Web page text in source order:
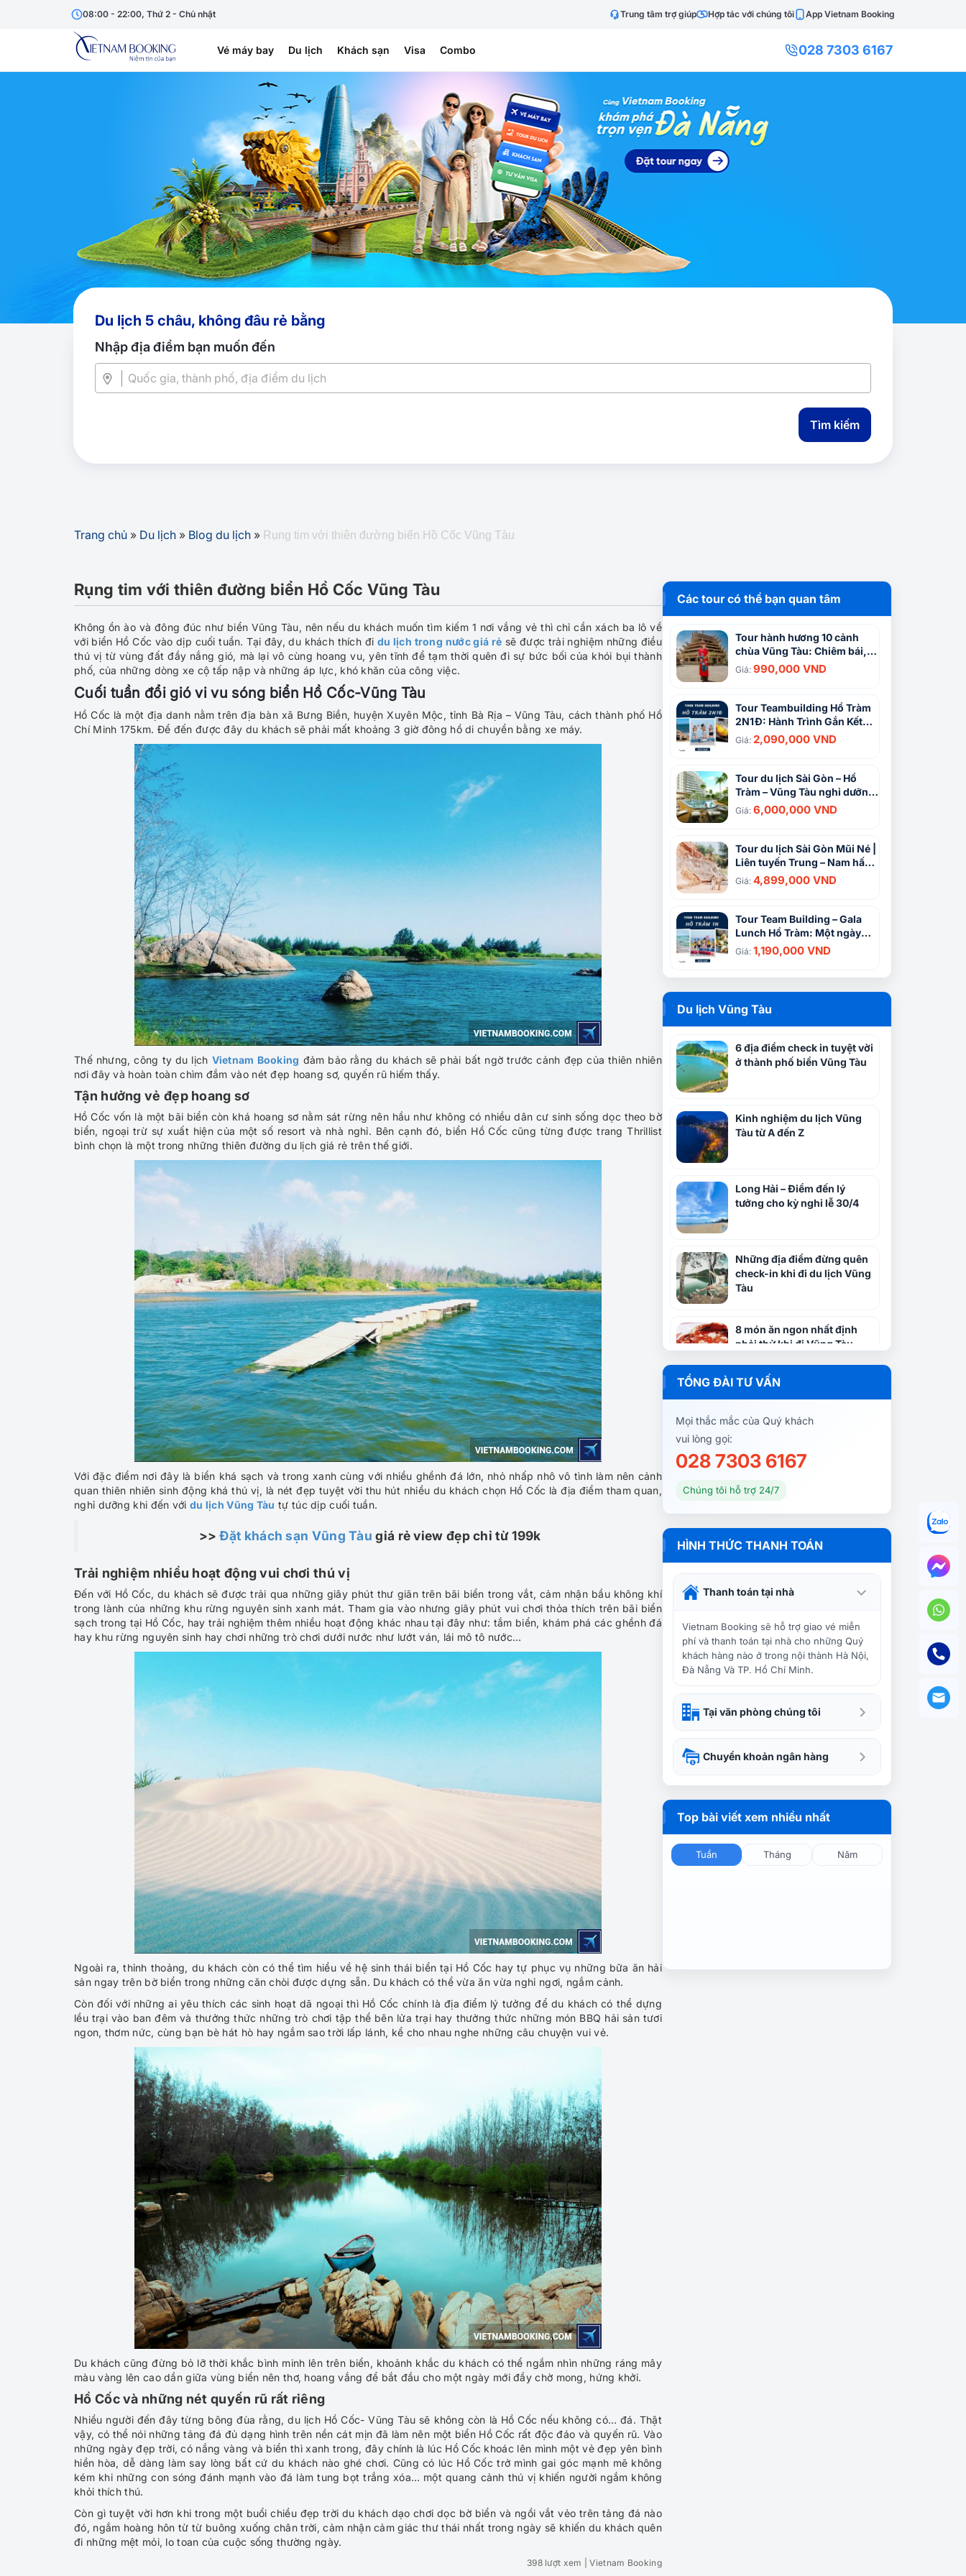
08:00 - 22:00, Thứ 2 - Chủ nhật Trung tâm trợ giúp Hợp tác với chúng tôi App Vietnam Booking
Vé máy bay Du lịch Khách sạn Visa Combo 028 7303 6167
Du lịch 5 châu, không đâu rẻ bằng
Nhập địa điểm bạn muốn đến
Tìm kiếm
Trang chủ » Du lịch » Blog du lịch » Rụng tim với thiên đường biển Hồ Cốc Vũng Tàu
Rụng tim với thiên đường biển Hồ Cốc Vũng Tàu
Không ồn ào và đông đúc như biển Vũng Tàu, nên nếu du khách muốn tìm kiếm 1 nơi vắng vẻ thì chỉ cần xách ba lô về
với biển Hồ Cốc vào dịp cuối tuần. Tại đây, du khách thích đi du lịch trong nước giá rẻ sẽ được trải nghiệm những điều
thú vị từ vùng đất đầy nắng gió, mà lại vô cùng hoang vu, yên tĩnh để tạm thời quên đi sự bức bối của khói bụi thành
phố, của những dòng xe cộ tấp nập và những áp lực, khó khăn của công việc.
Cuối tuần đổi gió vi vu sóng biển Hồ Cốc-Vũng Tàu
Hồ Cốc là một địa danh nằm trên địa bàn xã Bưng Biền, huyện Xuyên Mộc, tỉnh Bà Rịa – Vũng Tàu, cách thành phố Hồ
Chí Minh 175km. Để đến được đây du khách sẽ phải mất khoảng 3 giờ đông hồ di chuyển bằng xe máy.
Thế nhưng, công ty du lịch Vietnam Booking đảm bảo rằng du khách sẽ phải bất ngờ trước cảnh đẹp của thiên nhiên
nơi đây và hoàn toàn chìm đắm vào nét đẹp hoang sơ, quyến rũ hiếm thấy.
Tận hưởng vẻ đẹp hoang sơ
Hồ Cốc vốn là một bãi biển còn khá hoang sơ nằm sát rừng nên hầu như không có nhiều dân cư sinh sống dọc theo bờ
biển, ngoại trừ sự xuất hiện của một số resort và nhà nghỉ. Bên cạnh đó, biển Hồ Cốc cũng từng được trang Thrillist
bình chọn là một trong những thiên đường du lịch giá rẻ trên thế giới.
Với đặc điểm nơi đây là biển khá sạch và trong xanh cùng với nhiều ghềnh đá lớn, nhỏ nhấp nhô vô tình làm nên cảnh
quan thiên nhiên sinh động khá thú vị, là nét đẹp tuyệt vời thu hút nhiều du khách chọn Hồ Cốc là địa điểm tham quan,
nghỉ dưỡng khi đến với du lịch Vũng Tàu tự túc dịp cuối tuần.
>>Đặt khách sạn Vũng Tàu giá rẻ view đẹp chỉ từ 199k
Trải nghiệm nhiều hoạt động vui chơi thú vị
Đến với Hồ Cốc, du khách sẽ được trải qua những giây phút thư giãn trên bãi biển trong vắt, cảm nhận bầu không khí
trong lành của những khu rừng nguyên sinh xanh mát. Tham gia vào nhưng giây phút vui chơi thỏa thích trên bãi biển
sạch trong tại Hồ Cốc, hay trải nghiệm thêm nhiều hoạt động khác nhau tại đây như: tắm biển, khám phá các ghềnh đá
hay khu rừng nguyên sinh hay chơi những trò chơi dưới nước như lướt ván, lái mô tô nước…
Ngoài ra, thỉnh thoảng, du khách còn có thể tìm hiểu về hệ sinh thái biển tại Hồ Cốc hay tự phục vụ những bữa ăn hải
sản ngay trên bờ biển trong những căn chòi được dựng sẵn. Du khách có thể vừa ăn vừa nghỉ ngơi, ngắm cảnh.
Còn đối với những ai yêu thích các sinh hoạt dã ngoại thì Hồ Cốc chính là địa điểm lý tưởng để du khách có thể dựng
lều trại vào ban đêm và thưởng thức những trò chơi tập thể bên lửa trại hay thưởng thức những món BBQ hải sản tươi
ngon, thơm nức, cùng bạn bè hát hò hay ngắm sao trời lấp lánh, kể cho nhau nghe những câu chuyện vui vẻ.
Du khách cũng đừng bỏ lỡ thời khắc bình minh lên trên biển, khoảnh khắc du khách có thể ngắm nhìn những ráng mây
màu vàng lên cao dần giữa vùng biển nên thơ, hoang vắng để bắt đầu cho một ngày mới đầy chờ mong, hứng khởi.
Hồ Cốc và những nét quyến rũ rất riêng
Nhiều người đến đây từng bông đùa rằng, du lịch Hồ Cốc- Vũng Tàu sẽ không còn là Hồ Cốc nếu không có… đá. Thật
vậy, có thể nói những tảng đá đủ dạng hình trên nền cát mịn đã làm nên một biển Hồ Cốc rất độc đáo và quyến rũ. Vào
những ngày đẹp trời, có nắng vàng và biển thì xanh trong, đây chính là lúc Hồ Cốc khoác lên mình một vẻ đẹp yên bình
hiền hòa, dễ dàng làm say lòng bất cứ du khách nào ghé chơi. Cũng có lúc Hồ Cốc trở mình gai góc mạnh mẽ không
kém khi những con sóng đánh mạnh vào đá làm tung bọt trắng xóa… một quang cảnh thú vị khiến người ngắm không
khỏi thích thú.
Còn gì tuyệt vời hơn khi trong một buổi chiều đẹp trời du khách dạo chơi dọc bờ biển và ngồi vắt vẻo trên tảng đá nào
đó, ngắm hoàng hôn từ từ buông xuống chân trời, cảm nhận cảm giác thư thái nhất trong ngày sẽ khiến du khách quên
đi những mệt mỏi, lo toan của cuộc sống thường ngày.
398 lượt xem | Vietnam Booking
Các tour có thể bạn quan tâm
Tour hành hương 10 cảnh
chùa Vũng Tàu: Chiêm bái,
cầu may đầu năm
Giá: 990,000 VND
Tour Teambuilding Hồ Tràm
2N1Đ: Hành Trình Gắn Kết
Yêu Thương
Giá: 2,090,000 VND
Tour du lịch Sài Gòn – Hồ
Tràm – Vũng Tàu nghỉ dưỡng
cao cấp 4N3Đ
Giá: 6,000,000 VND
Tour du lịch Sài Gòn Mũi Né |
Liên tuyến Trung – Nam hấp
dẫn
Giá: 4,899,000 VND
Tour Team Building – Gala
Lunch Hồ Tràm: Một ngày
khám phá vùng biển hoang
Giá: 1,190,000 VND
Du lịch Vũng Tàu
6 địa điểm check in tuyệt vời
ở thành phố biển Vũng Tàu
Kinh nghiệm du lịch Vũng
Tàu từ A đến Z
Long Hải – Điểm đến lý
tưởng cho kỳ nghỉ lễ 30/4
Những địa điểm đừng quên
check-in khi đi du lịch Vũng
Tàu
8 món ăn ngon nhất định
phải thử khi đi Vũng Tàu
Nằm lòng 8 điều lưu ý trước
khi đi du lịch Vũng Tàu
Rụng tim với thiên đường
biển Hồ Cốc Vũng Tàu
Kinh nghiệm du lịch Vũng
nghiệm chọn phương tiện đi
du lịch Vũng Tàu
điểm mới toanh khi đến với
du lịch Vũng Tàu
Nhanh chân check-in KDL
Suối Tiên-Suối Đá Vũng Tàu
Những địa điểm ở Vũng Tàu
nhất định phải đi cùng đám
bạn thân
TỔNG ĐÀI TƯ VẤN
Mọi thắc mắc của Quý khách
vui lòng gọi:
028 7303 6167
Chúng tôi hỗ trợ 24/7
HÌNH THỨC THANH TOÁN
Thanh toán tại nhà
Vietnam Booking sẽ hỗ trợ giao vé miễn
phí và thanh toán tại nhà cho những Quý
khách hàng nào ở trong nội thành Hà Nội,
Đà Nẵng Và TP. Hồ Chí Minh.
Tại văn phòng chúng tôi
Chuyển khoản ngân hàng
Top bài viết xem nhiều nhất
Tuần Tháng Năm